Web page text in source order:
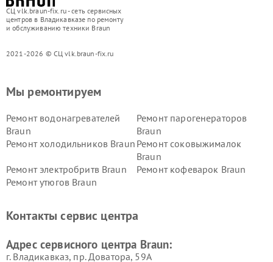
СЦ vlk.braun-fix.ru - сеть сервисных
центров в Владикавказе по ремонту
и обслуживанию техники Braun
2021-2026 © СЦ vlk.braun-fix.ru
Мы ремонтируем
Ремонт водонагревателей
Braun
Ремонт парогенераторов
Braun
Ремонт холодильников Braun Ремонт соковыжималок
Braun
Ремонт электробритв Braun
Ремонт кофеварок Braun
Ремонт утюгов Braun
Контакты сервис центра
Адрес сервисного центра Braun:
г. Владикавказ, пр. Доватора, 59А